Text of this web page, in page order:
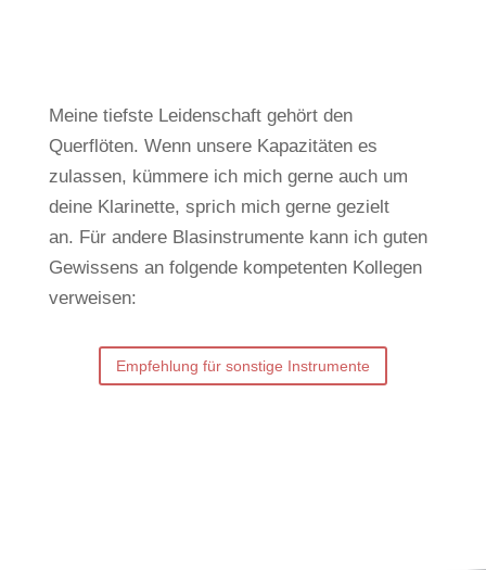
Meine tiefste Leidenschaft gehört den
Querflöten. Wenn unsere Kapazitäten es
zulassen, kümmere ich mich gerne auch um
deine Klarinette, sprich mich gerne gezielt
an. Für andere Blasinstrumente kann ich guten
Gewissens an folgende kompetenten Kollegen
verweisen:
Empfehlung für sonstige Instrumente